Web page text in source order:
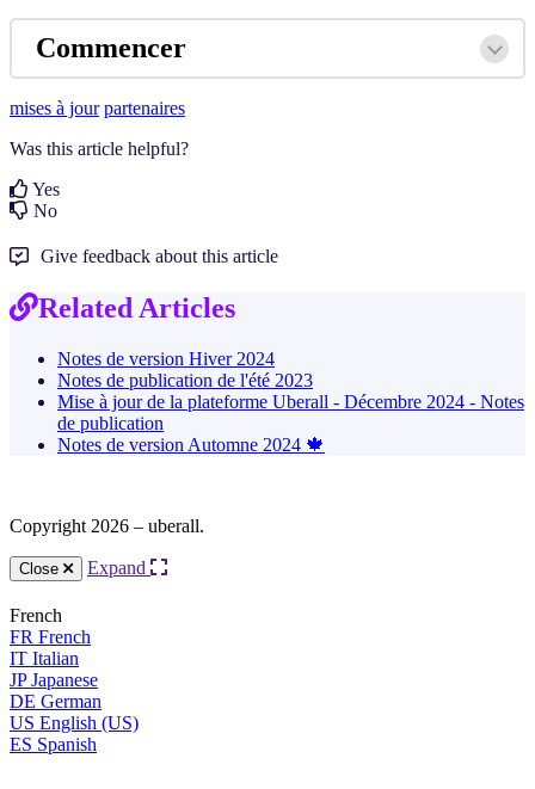
Commencer
mises à jour partenaires
Was this article helpful?
Yes
No
Give feedback about this article
Related Articles
Notes de version Hiver 2024
Notes de publication de l'été 2023
Mise à jour de la plateforme Uberall - Décembre 2024 - Notes
de publication
Notes de version Automne 2024 🍁
Copyright 2026 – uberall.
Close Expand
French
FR French
IT Italian
JP Japanese
DE German
US English (US)
ES Spanish